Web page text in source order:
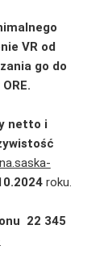
VR od
go do
netto i
roku.
22 345